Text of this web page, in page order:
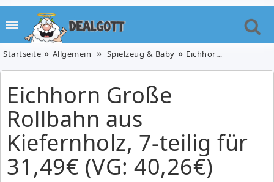
Startseite Allgemein Spielzeug & Baby Eichhorn Große Rollbahn aus Kiefernholz, 7-teilig für 31,49€ (VG: 40,26€)
Eichhorn Große
Rollbahn aus
Kiefernholz, 7-teilig für
31,49€ (VG: 40,26€)